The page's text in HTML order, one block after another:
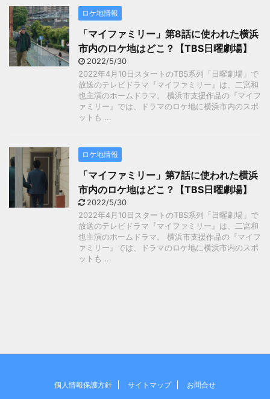
ロケ地情報
「マイファミリー」第8話に使われた横浜
市内のロケ地はどこ？【TBS日曜劇場】
2022/5/30
2022年4月10日スタートのTBS系列「日曜劇場」で
放送のテレビドラマ『マイファミリー』は、二宮和
也主演のホームドラマ。 横浜市支援作品の『マイフ
ァミリー』では、ドラマのロケ地に横浜市内のスポ
ットも ...
ロケ地情報
「マイファミリー」第7話に使われた横浜
市内のロケ地はどこ？【TBS日曜劇場】
2022/5/30
2022年4月10日スタートのTBS系列「日曜劇場」で
放送のテレビドラマ『マイファミリー』は、二宮和
也主演のホームドラマ。 横浜市支援作品の『マイフ
ァミリー』では、ドラマのロケ地に横浜市内のスポ
ットも ...
個人情報保護方針 サイトマップ お問合せ